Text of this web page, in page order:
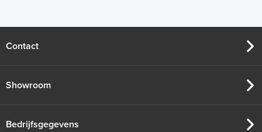
Contact
Showroom
Bedrijfsgegevens